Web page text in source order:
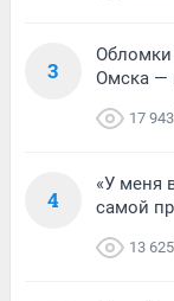
3
Обломки
Омска —
17 943
4
«У меня
самой
13 625